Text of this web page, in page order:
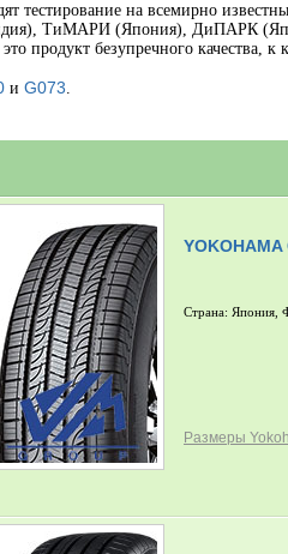
тестирование на всемирно
ТиМАРИ (Япония), ДиПАРК
продукт безупречного качества,
и G073.
YOKOHAMA
Страна: Япония,
Размеры